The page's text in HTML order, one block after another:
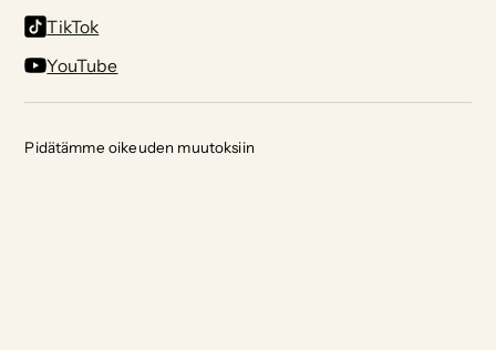
TikTok
YouTube
Pidätämme oikeuden muutoksiin